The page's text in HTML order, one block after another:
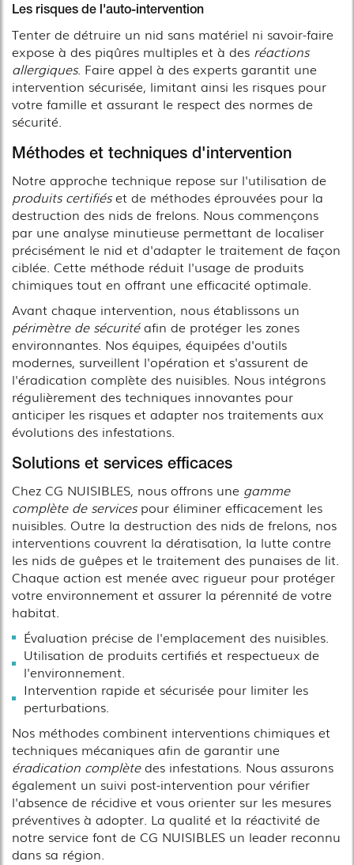
Les risques de l'auto-intervention
Tenter de détruire un nid sans matériel ni savoir-faire
expose à des piqûres multiples et à des réactions
allergiques. Faire appel à des experts garantit une
intervention sécurisée, limitant ainsi les risques pour
votre famille et assurant le respect des normes de
sécurité.
Méthodes et techniques d'intervention
Notre approche technique repose sur l'utilisation de
produits certifiéset de méthodes éprouvées pour la
destruction des nids de frelons. Nous commençons
par une analyse minutieuse permettant de localiser
précisément le nid et d'adapter le traitement de façon
ciblée. Cette méthode réduit l'usage de produits
chimiques tout en offrant une efficacité optimale.
Avant chaque intervention, nous établissons un
périmètre de sécuritéafin de protéger les zones
environnantes. Nos équipes, équipées d'outils
modernes, surveillent l'opération et s'assurent de
l'éradication complète des nuisibles. Nous intégrons
régulièrement des techniques innovantes pour
anticiper les risques et adapter nos traitements aux
évolutions des infestations.
Solutions et services efficaces
Chez CG NUISIBLES, nous offrons une gamme
complète de servicespour éliminer efficacement les
nuisibles. Outre la destruction des nids de frelons, nos
interventions couvrent la dératisation, la lutte contre
les nids de guêpes et le traitement des punaises de lit.
Chaque action est menée avec rigueur pour protéger
votre environnement et assurer la pérennité de votre
habitat.
Évaluation précise de l'emplacement des nuisibles.
Utilisation de produits certifiés et respectueux de
l'environnement.
Intervention rapide et sécurisée pour limiter les
perturbations.
Nos méthodes combinent interventions chimiques et
techniques mécaniques afin de garantir une
éradication complètedes infestations. Nous assurons
également un suivi post-intervention pour vérifier
l'absence de récidive et vous orienter sur les mesures
préventives à adopter. La qualité et la réactivité de
notre service font de CG NUISIBLES un leader reconnu
dans sa région.